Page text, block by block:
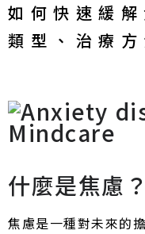
如何快速緩
類型、治療方
什麼是焦慮？
焦慮是一種對未來的